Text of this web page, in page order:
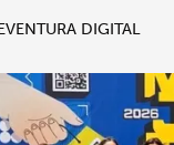
DIGITAL